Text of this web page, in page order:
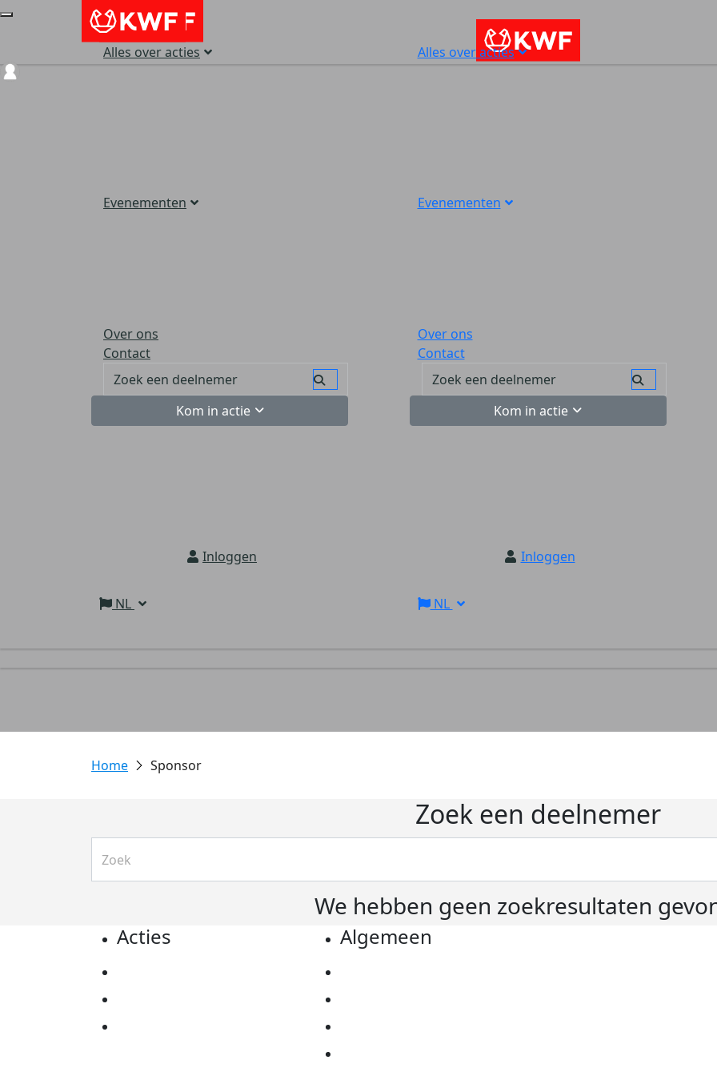
Alles over acties
Evenementen
Over ons
Contact
Kom in actie
Inloggen
NL
Alles over acties
Evenementen
Over ons
Contact
Kom in actie
Inloggen
NL
Sponsor
Zoek een deelnemer
We hebben geen zoekresultaten
Acties Algemeen